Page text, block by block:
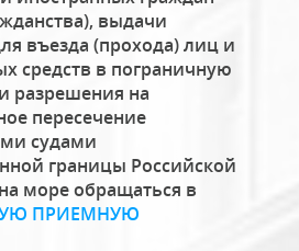
выдачи
въезда (прохода) лиц и
средств в пограничную
разрешения на
пересечение
судами
границы Российской
море обращаться в
ПРИЕМНУЮ